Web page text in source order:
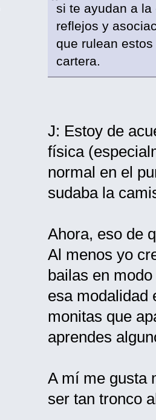
si te ayudan a
reflejos y
que rulean
cartera.
J: Estoy de
física
normal en el
sudaba la
Ahora, eso de
Al menos yo
bailas en
esa modalidad
monitas que
aprendes
A mí me gusta
ser tan tronco